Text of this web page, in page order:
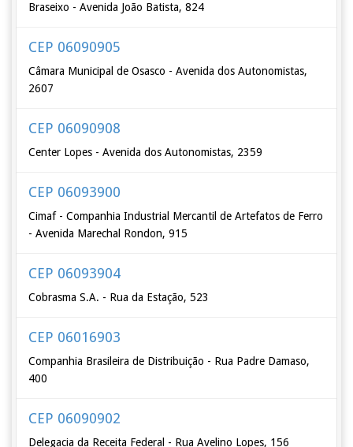
Braseixo - Avenida João Batista, 824
CEP 06090905
Câmara Municipal de Osasco - Avenida dos Autonomistas,
2607
CEP 06090908
Center Lopes - Avenida dos Autonomistas, 2359
CEP 06093900
Cimaf - Companhia Industrial Mercantil de Artefatos de Ferro
- Avenida Marechal Rondon, 915
CEP 06093904
Cobrasma S.A. - Rua da Estação, 523
CEP 06016903
Companhia Brasileira de Distribuição - Rua Padre Damaso,
400
CEP 06090902
Delegacia da Receita Federal - Rua Avelino Lopes, 156